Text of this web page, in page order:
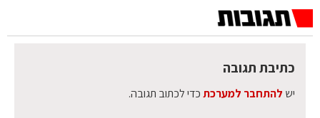
כתיבת תגובה
יש להתחבר למערכתכדי לכתוב תגובה.